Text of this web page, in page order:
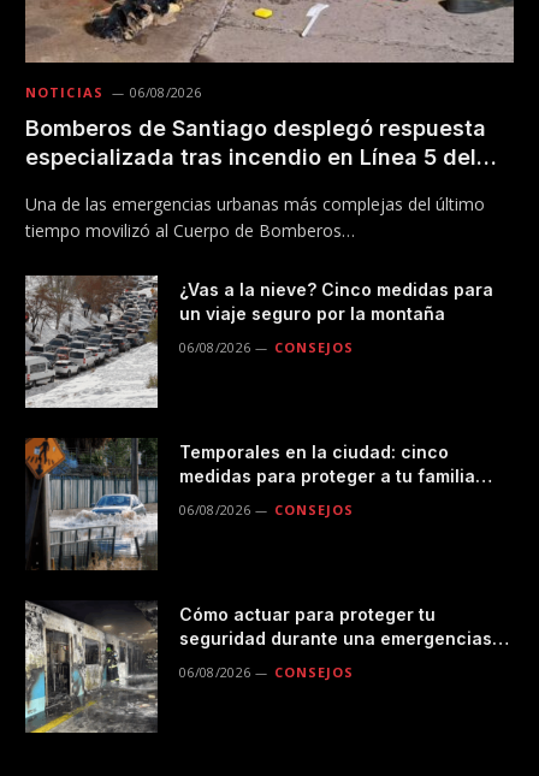
NOTICIAS 06/08/2026
Bomberos de Santiago desplegó respuesta
especializada tras incendio en Línea 5 del
Una de las emergencias urbanas más complejas del último
tiempo movilizó al Cuerpo de Bomberos…
¿Vas a la nieve? Cinco medidas para
un viaje seguro por la montaña
06/08/2026 CONSEJOS
Temporales en la ciudad: cinco
medidas para proteger a tu familia
06/08/2026 CONSEJOS
Cómo actuar para proteger tu
seguridad durante una emergencias
06/08/2026 CONSEJOS